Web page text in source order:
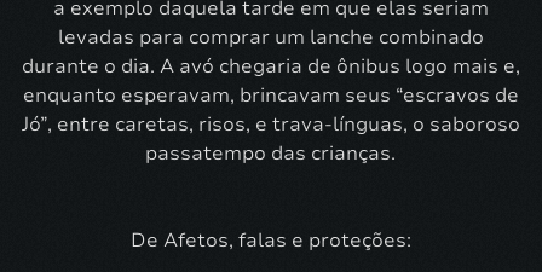
a exemplo daquela tarde em que elas seriam
levadas para comprar um lanche combinado
durante o dia. A avó chegaria de ônibus logo mais e,
enquanto esperavam, brincavam seus “escravos de
Jó”, entre caretas, risos, e trava-línguas, o saboroso
passatempo das crianças.
De Afetos, falas e proteções: